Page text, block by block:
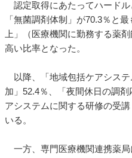
認定取得にあたってハードル
「無菌調剤体制」が70.3％と
上」（医療機関に勤務する薬
高い比率となった。
以降、「地域包括ケアシス
加」52.4％、「夜間休日の調
アシステムに関する研修の受
いる。
一方、専門医療機関連携薬